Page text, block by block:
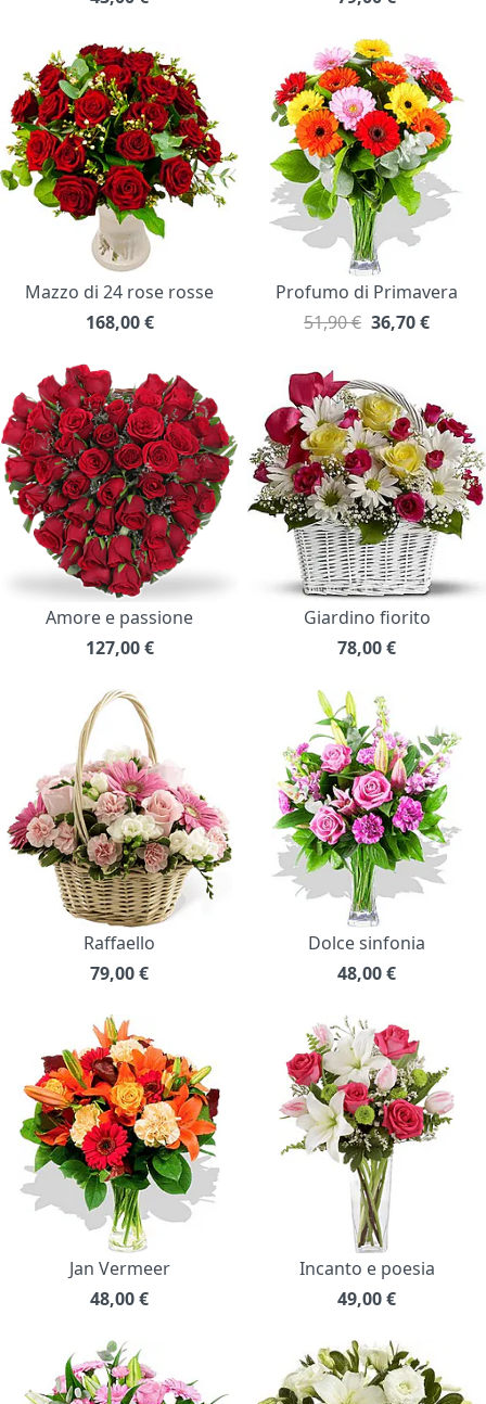
Mazzo di 24 rose rosse
168,00 €
Profumo di Primavera
51,90 € 36,70€
Amore e passione
127,00 €
Giardino fiorito
78,00€
Raffaello
79,00€
Dolce sinfonia
48,00€
Jan Vermeer
48,00€
Incanto e poesia
49,00€